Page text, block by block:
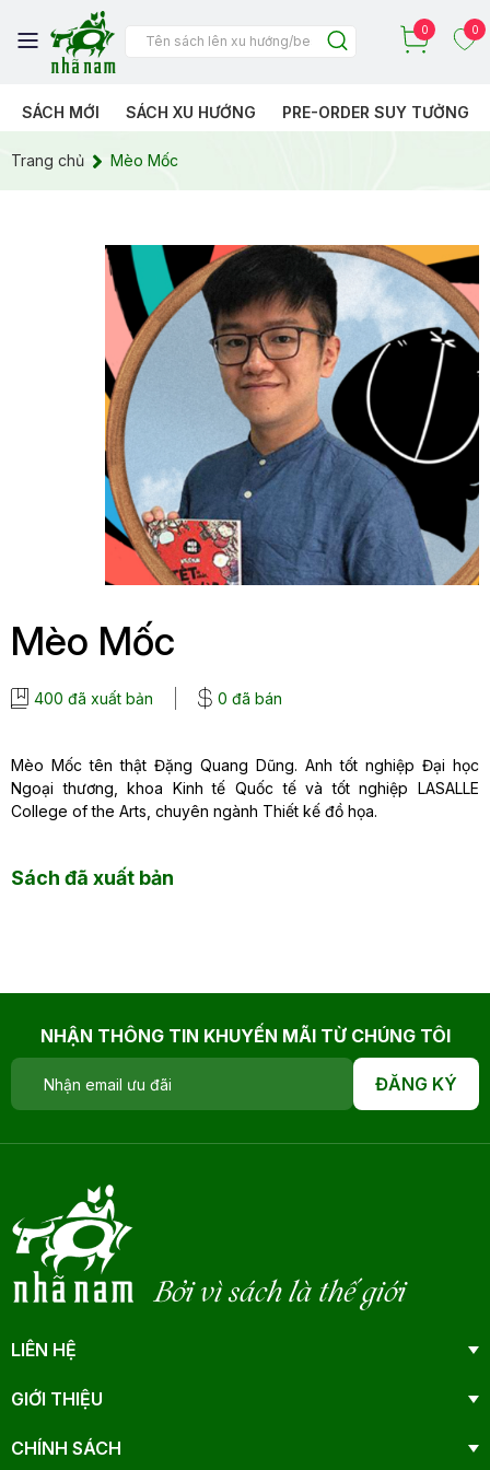
0 0
SÁCH MỚI SÁCH XU HƯỚNG PRE-ORDER SUY TƯỞNG
Trang chủ Mèo Mốc
Mèo Mốc
400 đã xuất bản 0 đã bán
Mèo Mốc tên thật Đặng Quang Dũng. Anh tốt nghiệp Đại học
Ngoại thương, khoa Kinh tế Quốc tế và tốt nghiệp LASALLE
College of the Arts, chuyên ngành Thiết kế đồ họa.
Sách đã xuất bản
NHẬN THÔNG TIN KHUYẾN MÃI TỪ CHÚNG TÔI
ĐĂNG KÝ
Bởi vì sách là thế giới
LIÊN HỆ
GIỚI THIỆU
CHÍNH SÁCH